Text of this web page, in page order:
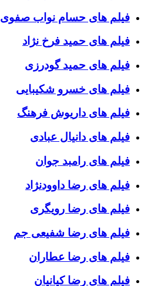
فیلم های حسام نواب صفوی
فیلم های حمید فرخ نژاد
فیلم های حمید گودرزی
فیلم های خسرو شکیبایی
فیلم های داریوش فرهنگ
فیلم های دانیال عبادی
فیلم های رامبد جوان
فیلم های رضا داوودنژاد
فیلم های رضا رویگری
فیلم های رضا شفیعی جم
فیلم های رضا عطاران
فیلم های رضا کیانیان